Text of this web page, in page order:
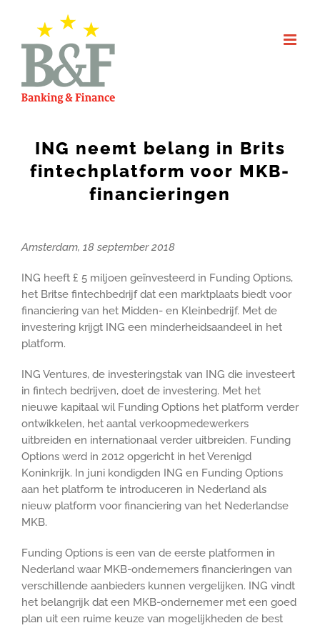
ING neemt belang in Brits
fintechplatform voor MKB-
financieringen
Amsterdam, 18 september 2018
ING heeft £ 5 miljoen geïnvesteerd in Funding Options,
het Britse fintechbedrijf dat een marktplaats biedt voor
financiering van het Midden- en Kleinbedrijf. Met de
investering krijgt ING een minderheidsaandeel in het
platform.
ING Ventures, de investeringstak van ING die investeert
in fintech bedrijven, doet de investering. Met het
nieuwe kapitaal wil Funding Options het platform verder
ontwikkelen, het aantal verkoopmedewerkers
uitbreiden en internationaal verder uitbreiden. Funding
Options werd in 2012 opgericht in het Verenigd
Koninkrijk. In juni kondigden ING en Funding Options
aan het platform te introduceren in Nederland als
nieuw platform voor financiering van het Nederlandse
MKB.
Funding Options is een van de eerste platformen in
Nederland waar MKB-ondernemers financieringen van
verschillende aanbieders kunnen vergelijken. ING vindt
het belangrijk dat een MKB-ondernemer met een goed
plan uit een ruime keuze van mogelijkheden de best